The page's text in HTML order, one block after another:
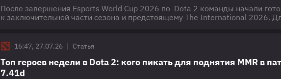
После завершения Esports World Cup 2026 по Dota 2 команды начали
к заключительной части сезона и предстоящему The International 2026.
составов. Одни организации официально объявили о заменах, другие пока
рассматривают возможные изменения, о
16:47, 27.07.26 | Статья
Топ героев недели в Dota 2: кого пикать для поднятия MMR в
7.41d